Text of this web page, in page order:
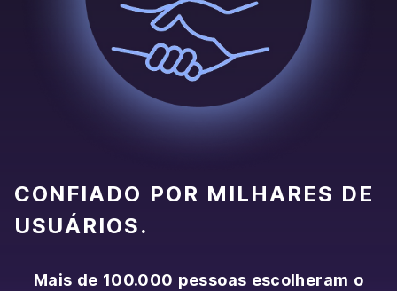
CONFIADO POR MILHARES DE
USUÁRIOS.
Mais de 100.000 pessoas escolheram o